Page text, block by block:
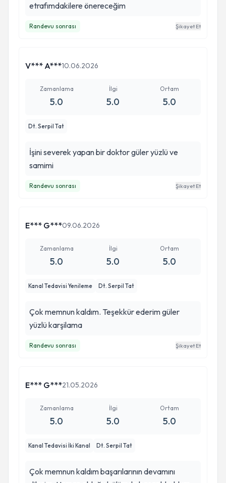
etrafımdakilere önereceğim
Randevu sonrası Şikayet Et
V*** A***10.06.2026
Zamanlama
5.0
İlgi
5.0
Ortam
5.0
Dt. Serpil Tat
İşini severek yapan bir doktor güler yüzlü ve
samimi
Randevu sonrası Şikayet Et
E*** G***09.06.2026
Zamanlama
5.0
İlgi
5.0
Ortam
5.0
Kanal Tedavisi Yenileme Dt. Serpil Tat
Çok memnun kaldım. Teşekkür ederim güler
yüzlü karşilama
Randevu sonrası Şikayet Et
E*** G***21.05.2026
Zamanlama
5.0
İlgi
5.0
Ortam
5.0
Kanal Tedavisi İki Kanal Dt. Serpil Tat
Çok memnun kaldım başarılarının devamını